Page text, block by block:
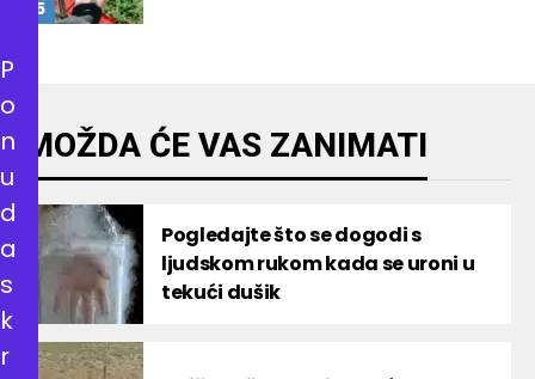
MOŽDA ĆE VAS ZANIMATI
Pogledajte što se dogodi s
ljudskom rukom kada se uroni u
tekući dušik
P
o
n
u
d
a
s
k
r